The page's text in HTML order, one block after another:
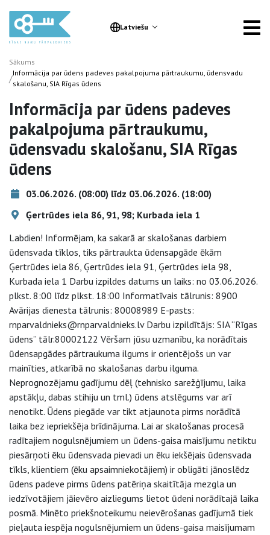
Latviešu
Sākums
/Informācija par ūdens padeves pakalpojuma pārtraukumu, ūdensvadu
skalošanu, SIA Rīgas ūdens
Informācija par ūdens padeves
pakalpojuma pārtraukumu,
ūdensvadu skalošanu, SIA Rīgas
ūdens
03.06.2026. (08:00) līdz 03.06.2026. (18:00)
Ģertrūdes iela 86, 91, 98; Kurbada iela 1
Labdien! Informējam, ka sakarā ar skalošanas darbiem
ūdensvada tīklos, tiks pārtraukta ūdensapgāde ēkām
Ģertrūdes iela 86, Ģertrūdes iela 91, Ģertrūdes iela 98,
Kurbada iela 1 Darbu izpildes datums un laiks: no 03.06.2026.
plkst. 8:00 līdz plkst. 18:00 Informatīvais tālrunis: 8900
Avārijas dienesta tālrunis: 80008989 E-pasts:
rnparvaldnieks@rnparvaldnieks.lv Darbu izpildītājs: SIA “Rīgas
ūdens” tālr.80002122 Vēršam jūsu uzmanību, ka norādītais
ūdensapgādes pārtraukuma ilgums ir orientējošs un var
mainīties, atkarībā no skalošanas darbu ilguma.
Neprognozējamu gadījumu dēļ (tehnisko sarežģījumu, laika
apstākļu, dabas stihiju un tml.) ūdens atslēgums var arī
nenotikt. Ūdens piegāde var tikt atjaunota pirms norādītā
laika bez iepriekšēja brīdinājuma. Lai ar skalošanas procesā
radītajiem nogulsnējumiem un ūdens-gaisa maisījumu netiktu
piesārņoti ēku ūdensvada pievadi un ēku iekšējais ūdensvada
tīkls, klientiem (ēku apsaimniekotājiem) ir obligāti jānoslēdz
ūdens padeve pirms ūdens patēriņa skaitītāja mezgla un
iedzīvotājiem jāievēro aizliegums lietot ūdeni norādītajā laika
posmā. Minēto priekšnoteikumu neievērošanas gadījumā tiek
pieļauta iespēja nogulsnējumiem un ūdens-gaisa maisījumam